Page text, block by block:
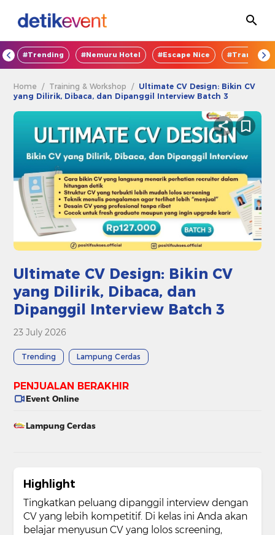
#Trending #Nemuru Hotel #Escape Nice
Home / Training & Workshop / Ultimate CV Design: Bikin CV
yang Dilirik, Dibaca, dan Dipanggil Interview Batch 3
Ultimate CV Design: Bikin CV
yang Dilirik, Dibaca, dan
Dipanggil Interview Batch 3
23 July 2026
Trending Lampung Cerdas
PENJUALAN BERAKHIR
Event Online
Lampung Cerdas
Highlight
Tingkatkan peluang dipanggil interview dengan
CV yang lebih kompetitif. Di kelas ini Anda akan
belajar menyusun CV yang lolos screening,